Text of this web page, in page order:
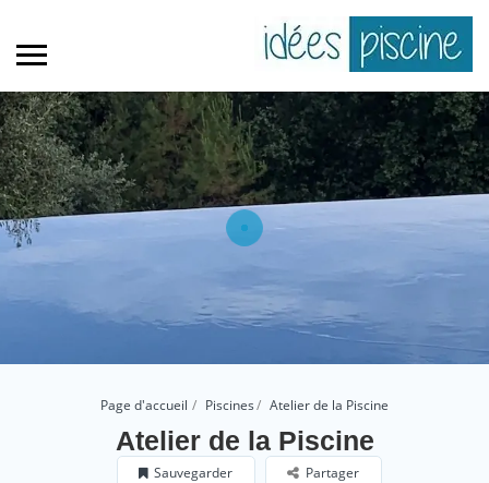
Page d'accueil Piscines Atelier de la Piscine
Atelier de la Piscine
Sauvegarder Partager